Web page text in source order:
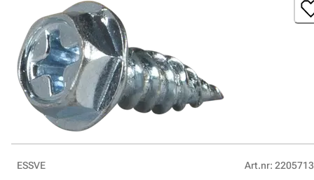
ESSVE Art.nr: